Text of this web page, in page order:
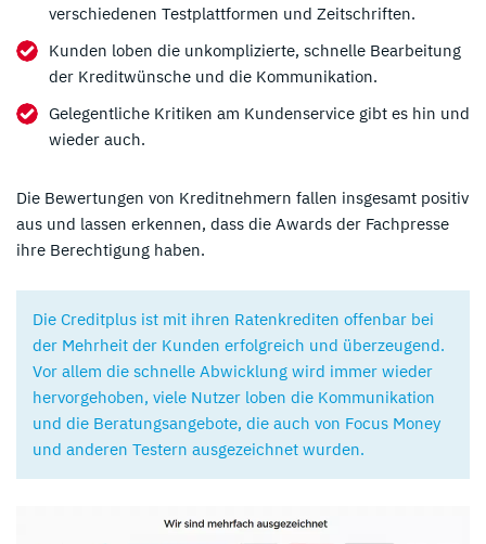
verschiedenen Testplattformen und Zeitschriften.
Kunden loben die unkomplizierte, schnelle Bearbeitung
der Kreditwünsche und die Kommunikation.
Gelegentliche Kritiken am Kundenservice gibt es hin und
wieder auch.
Die Bewertungen von Kreditnehmern fallen insgesamt positiv
aus und lassen erkennen, dass die Awards der Fachpresse
ihre Berechtigung haben.
Die Creditplus ist mit ihren Ratenkrediten offenbar bei
der Mehrheit der Kunden erfolgreich und überzeugend.
Vor allem die schnelle Abwicklung wird immer wieder
hervorgehoben, viele Nutzer loben die Kommunikation
und die Beratungsangebote, die auch von Focus Money
und anderen Testern ausgezeichnet wurden.